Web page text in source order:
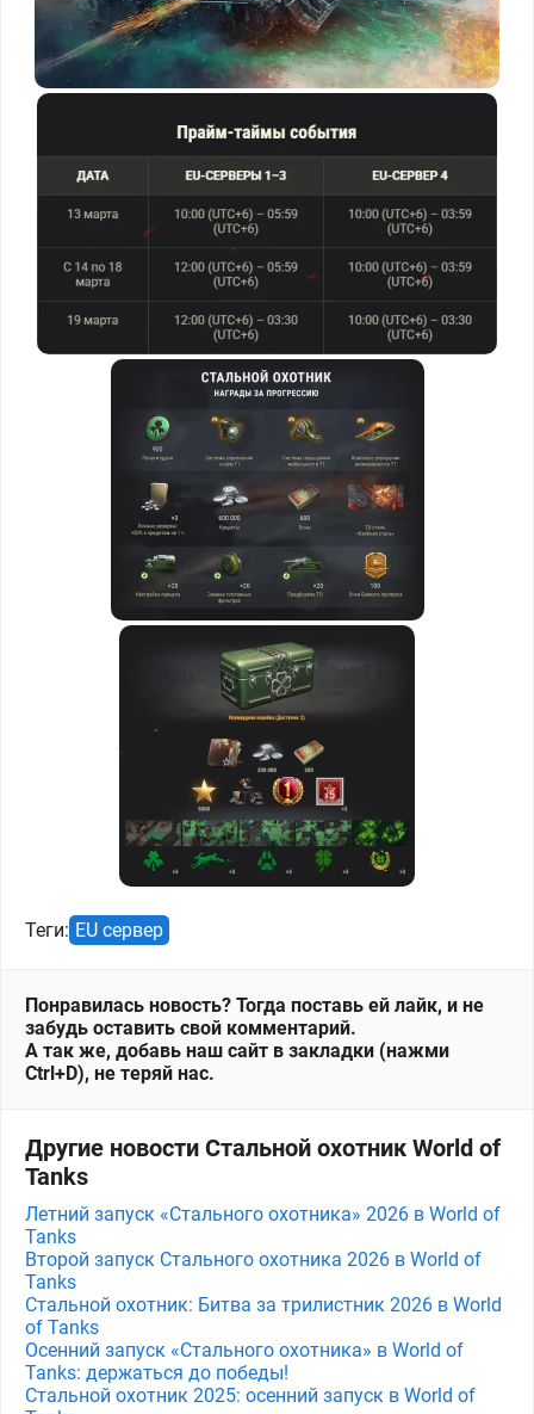
Теги: EU сервер
Понравилась новость? Тогда поставь ей лайк, и не
забудь оставить свой комментарий.
А так же, добавь наш сайт в закладки (нажми
Ctrl+D), не теряй нас.
Другие новости Стальной охотник World of
Tanks
Летний запуск «Стального охотника» 2026 в World of
Tanks
Второй запуск Стального охотника 2026 в World of
Tanks
Стальной охотник: Битва за трилистник 2026 в World
of Tanks
Осенний запуск «Стального охотника» в World of
Tanks: держаться до победы!
Стальной охотник 2025: осенний запуск в World of